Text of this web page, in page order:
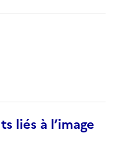
liés à l’image